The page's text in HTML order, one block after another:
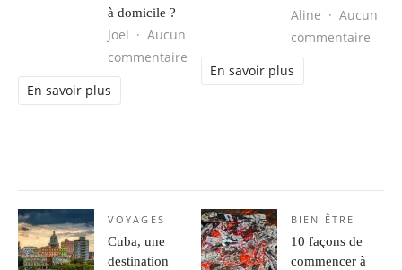
à domicile ?
Joel
Aucun
commentaire
En savoir plus
Aline
Aucun
commentaire
En savoir plus
VOYAGES
Cuba, une
destination
BIEN ÊTRE
10 façons de
commencer à